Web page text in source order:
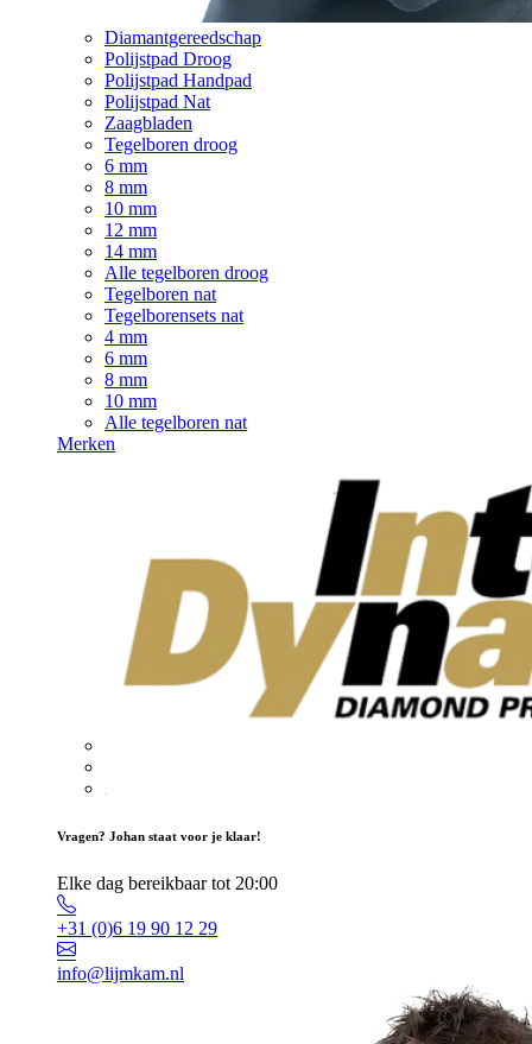
Diamantgereedschap
Polijstpad Droog
Polijstpad Handpad
Polijstpad Nat
Zaagbladen
Tegelboren droog
6 mm
8 mm
10 mm
12 mm
14 mm
Alle tegelboren droog
Tegelboren nat
Tegelborensets nat
4 mm
6 mm
8 mm
10 mm
Alle tegelboren nat
Merken
Vragen? Johan staat voor je klaar!
Elke dag bereikbaar tot 20:00
+31 (0)6 19 90 12 29
info@lijmkam.nl